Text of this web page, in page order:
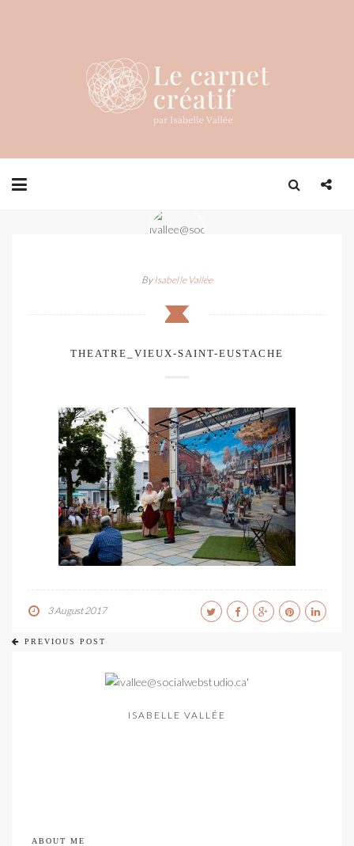
ByIsabelle Vallée
THEATRE_VIEUX-SAINT-EUSTACHE
3 August 2017
PREVIOUS POST
ISABELLE VALLÉE
ABOUT ME